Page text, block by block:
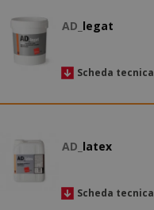
AD_ legat
Scheda tecnica
AD_ latex
Scheda tecnica